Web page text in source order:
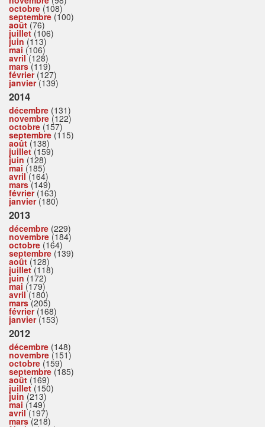
octobre (108)
septembre (100)
août (76)
juillet(106)
juin (113)
mai (106)
avril(128)
mars(119)
février(127)
janvier(139)
2014
décembre (131)
novembre (122)
octobre (157)
septembre (115)
août (138)
juillet(159)
juin (128)
mai (185)
avril(164)
mars(149)
février(163)
janvier(180)
2013
décembre (229)
novembre (184)
octobre (164)
septembre (139)
août (128)
juillet(118)
juin (172)
mai (179)
avril(180)
mars(205)
février(168)
janvier(153)
2012
décembre (148)
novembre (151)
octobre (159)
septembre (185)
août (169)
juillet(150)
juin (213)
mai (149)
avril(197)
mars(218)